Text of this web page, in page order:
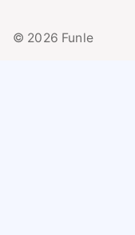
© 2026 Funle